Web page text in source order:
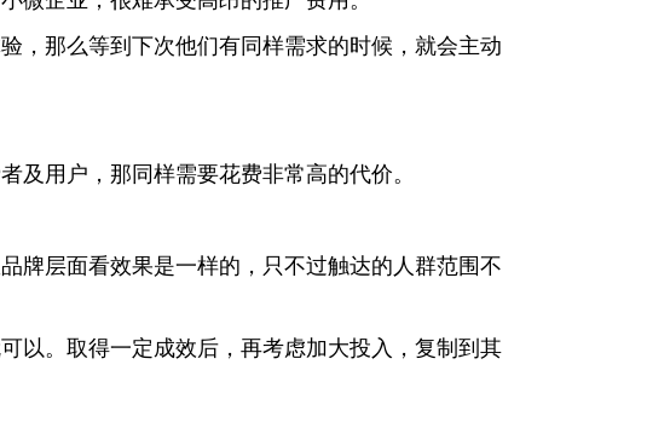
，那么等到下次他们有同样需求的时候，就会主动
及用户，那同样需要花费非常高的代价。
牌层面看效果是一样的，只不过触达的人群范围不
以。取得一定成效后，再考虑加大投入，复制到其